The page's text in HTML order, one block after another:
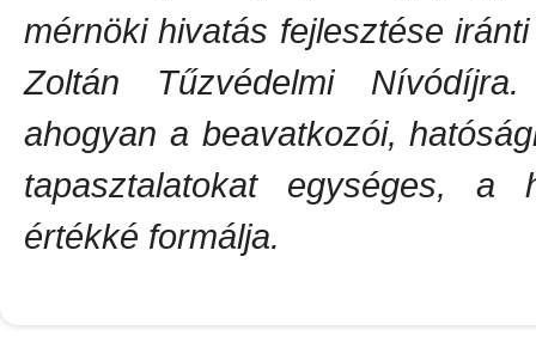
mérnöki hivatás fejlesztése
Zoltán Tűzvédelmi
ahogyan a beavatkozói,
tapasztalatokat egységes, a
értékké formálja.